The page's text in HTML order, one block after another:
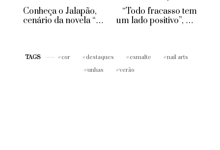
Conheça o Jalapão,
cenário da novela “O
“Todo fracasso tem
um lado positivo”, diz
TAGS cor destaques esmalte
nail arts
unhas
verão